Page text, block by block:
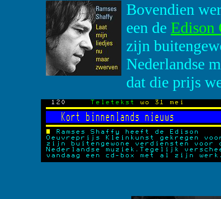
Bovendien
een de Edison
zijn
Nederlandse
dat die prijs